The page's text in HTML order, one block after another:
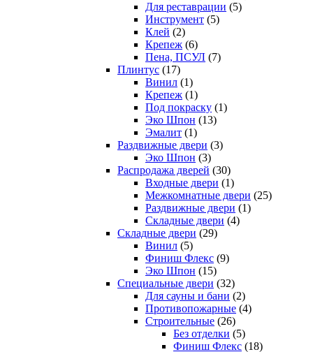
Для реставрации (5)
Инструмент (5)
Клей (2)
Крепеж (6)
Пена, ПСУЛ (7)
Плинтус (17)
Винил (1)
Крепеж (1)
Под покраску (1)
Эко Шпон (13)
Эмалит (1)
Раздвижные двери (3)
Эко Шпон (3)
Распродажа дверей (30)
Входные двери (1)
Межкомнатные двери (25)
Раздвижные двери (1)
Складные двери (4)
Складные двери (29)
Винил (5)
Финиш Флекс (9)
Эко Шпон (15)
Специальные двери (32)
Для сауны и бани (2)
Противопожарные (4)
Строительные (26)
Без отделки (5)
Финиш Флекс (18)